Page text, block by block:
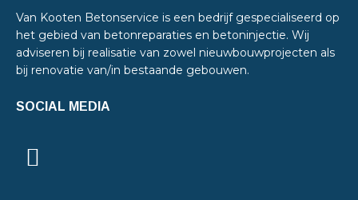
Van Kooten Betonservice is een bedrijf gespecialiseerd op
het gebied van betonreparaties en betoninjectie. Wij
adviseren bij realisatie van zowel nieuwbouwprojecten als
bij renovatie van/in bestaande gebouwen.
SOCIAL MEDIA